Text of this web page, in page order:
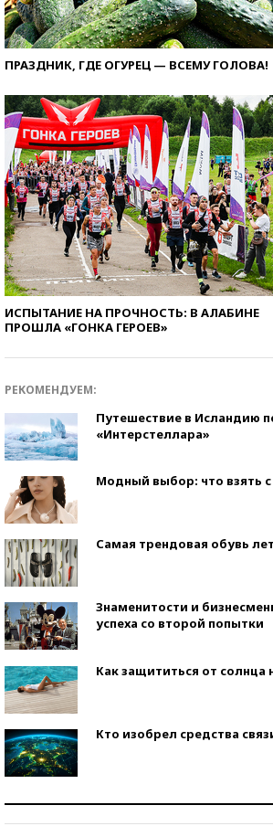
ПРАЗДНИК, ГДЕ ОГУРЕЦ — ВСЕМУ ГОЛОВА!
ИСПЫТАНИЕ НА ПРОЧНОСТЬ: В АЛАБИНЕ
ПРОШЛА «ГОНКА ГЕРОЕВ»
РЕКОМЕНДУЕМ:
Путешествие в Исландию
«Интерстеллара»
Модный выбор: что взять с
Самая трендовая обувь
Знаменитости и
успеха со второй попытки
Как защититься от солнца
Кто изобрел средства